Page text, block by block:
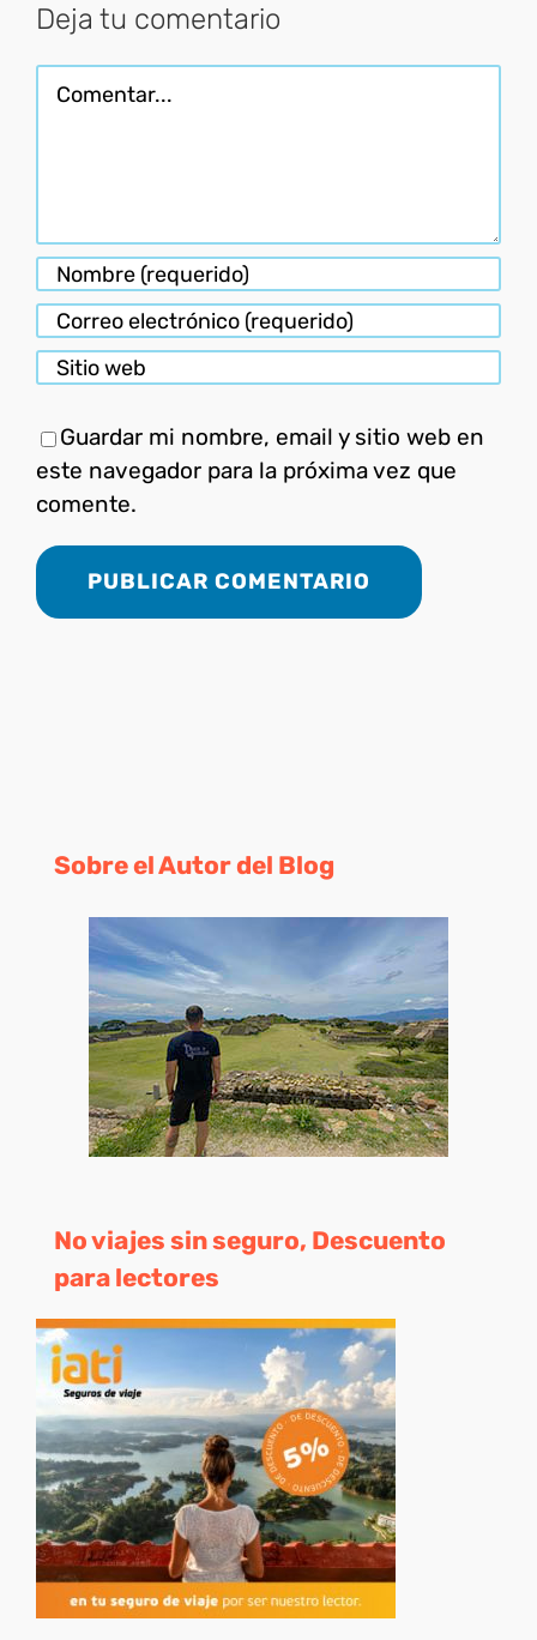
Deja tu comentario
Comentar
Guardar mi nombre, email y sitio web en
este navegador para la próxima vez que
comente.
Sobre el Autor del Blog
No viajes sin seguro, Descuento
para lectores